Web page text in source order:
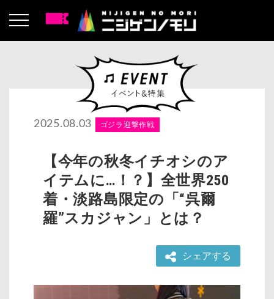
2025.08.03 ゴジラ迎撃作戦
【今年の秋冬イチオシのア
イテムに…！？】全世界250
着・淡路島限定の「“呉爾
羅”スカジャン」とは？
シェアする